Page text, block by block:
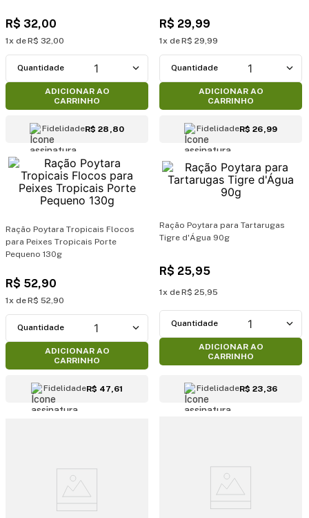
R$ 32,00
1 R$ 32,00
1
ADICIONAR AO
CARRINHO
FidelidadeR$ 28,80
R$ 29,99
1 R$ 29,99
1
ADICIONAR AO
CARRINHO
FidelidadeR$ 26,99
Ração Poytara Tropicais Flocos
para Peixes Tropicais Porte
Pequeno 130g
R$ 52,90
1 R$ 52,90
1
ADICIONAR AO
CARRINHO
FidelidadeR$ 47,61
Ração Poytara para Tartarugas
Tigre d'Água 90g
R$ 25,95
1 R$ 25,95
1
ADICIONAR AO
CARRINHO
FidelidadeR$ 23,36